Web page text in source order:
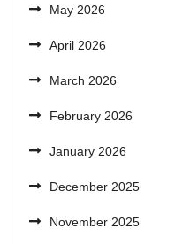
May 2026
April 2026
March 2026
February 2026
January 2026
December 2025
November 2025